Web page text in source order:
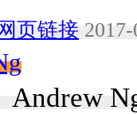
网页链接
Andrew